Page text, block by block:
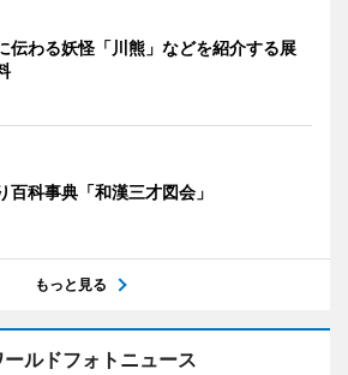
伝わる妖怪「川熊」などを紹介する展
百科事典「和漢三才図会」
もっと見る
ールドフォトニュース